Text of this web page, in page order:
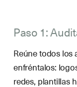
Paso 1:
Reúne todos los
enfréntalos:
redes, plantillas